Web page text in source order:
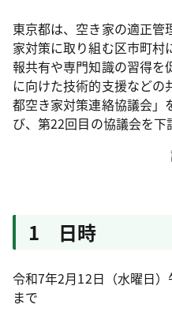
東京都は、空き家の適正管
家対策に取り組む区市町
報共有や専門知識の習得を
に向けた技術的支援など
都空き家対策連絡協議会」
び、第22回目の協議会を下
1 日時
令和7年2月12日（水曜日
まで